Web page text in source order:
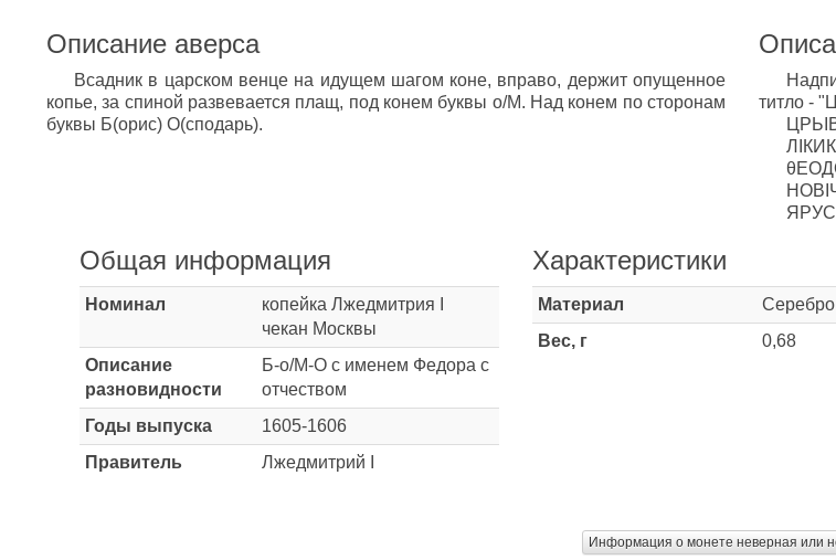
Описание аверса
Всадник в царском венце на идущем шагом коне, вправо, держит опущенное
копье, за спиной развевается плащ, под конем буквы о/М. Над конем по сторонам
буквы Б(орис) О(сподарь).
титло -
Общая информация
Номинал
копейка Лжедмитрия I
чекан Москвы
Описание
разновидности
Б-о/М-О с именем Федора с
отчеством
Годы выпуска
1605-1606
Правитель
Лжедмитрий I
Характеристики
Материал
Серебро
Вес, г
0,68
Информация о монете неверная или